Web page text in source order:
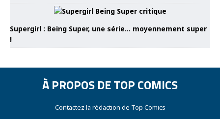
Supergirl : Being Super, une série… moyennement super
!
À PROPOS DE TOP COMICS
Contactez la rédaction de Top Comics